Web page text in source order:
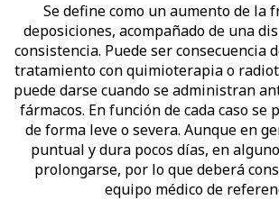
Se define como un aumento de la
deposiciones, acompañado de una
consistencia. Puede ser consecuencia
tratamiento con quimioterapia o
puede darse cuando se administran
fármacos. En función de cada caso se
de forma leve o severa. Aunque en
puntual y dura pocos días, en
prolongarse, por lo que deberá
equipo médico de